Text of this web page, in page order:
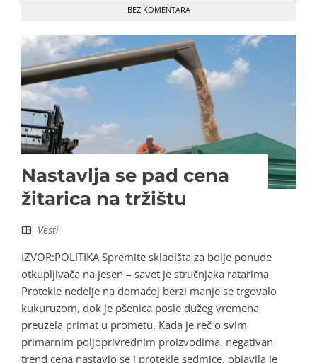
BEZ KOMENTARA
Nastavlja se pad cena
žitarica na tržištu
Vesti
IZVOR:POLITIKA Spremite skladišta za bolje ponude
otkupljivača na jesen – savet je stručnjaka ratarima
Protekle nedelje na domaćoj berzi manje se trgovalo
kukuruzom, dok je pšenica posle dužeg vremena
preuzela primat u prometu. Kada je reč o svim
primarnim poljoprivrednim proizvodima, negativan
trend cena nastavio se i protekle sedmice, objavila je